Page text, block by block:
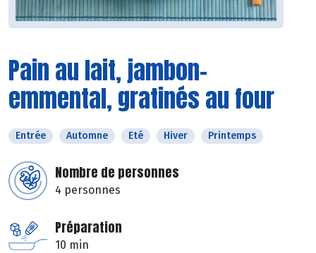
Pain au lait, jambon-
emmental, gratinés au four
Entrée Automne Eté Hiver Printemps
Nombre de personnes
4 personnes
Préparation
10 min